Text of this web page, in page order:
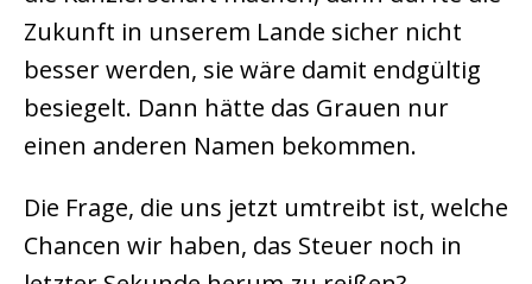
Zukunft in unserem Lande sicher nicht
besser werden, sie wäre damit endgültig
besiegelt. Dann hätte das Grauen nur
einen anderen Namen bekommen.
Die Frage, die uns jetzt umtreibt ist, welche
Chancen wir haben, das Steuer noch in